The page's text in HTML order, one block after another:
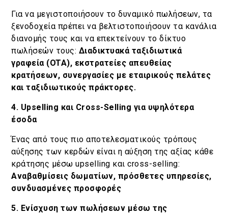
Για να μεγιστοποιήσουν το δυναμικό πωλήσεων, τα
ξενοδοχεία πρέπει να βελτιστοποιήσουν τα κανάλια
διανομής τους και να επεκτείνουν το δίκτυο
πωλήσεών τους: Διαδικτυακά ταξιδιωτικά
γραφεία (OTA), εκστρατείες απευθείας
κρατήσεων, συνεργασίες με εταιρικούς πελάτες
και ταξιδιωτικούς πράκτορες.
4. Upselling και Cross-Selling για υψηλότερα
έσοδα
Ένας από τους πιο αποτελεσματικούς τρόπους
αύξησης των κερδών είναι η αύξηση της αξίας κάθε
κράτησης μέσω upselling και cross-selling:
Αναβαθμίσεις δωματίων, πρόσθετες υπηρεσίες,
συνδυασμένες προσφορές
5. Ενίσχυση των πωλήσεων μέσω της